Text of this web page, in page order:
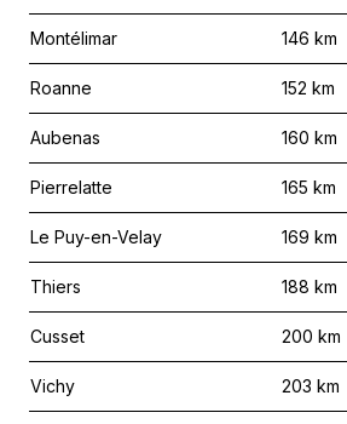
Montélimar 146 km
Roanne 152 km
Aubenas 160 km
Pierrelatte 165 km
Le Puy-en-Velay 169 km
Thiers 188 km
Cusset 200 km
Vichy 203 km